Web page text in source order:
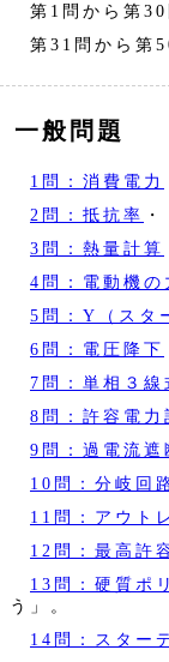
第1問から第30
第31問から第
一般問題
1問：消費電力
2問：抵抗率
3問：熱量計算
4問：電動機の
5問：Y（スタ
6問：電圧降下
7問：単相３線
8問：許容電力
9問：過電流遮
10問：分岐回
11問：アウト
12問：最高許
13問：硬質ポ
う」。
14問：スター